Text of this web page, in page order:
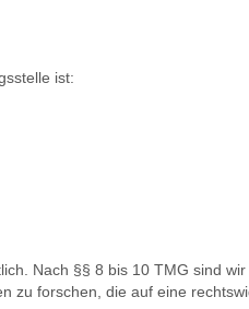
ist:
Nach §§ 8 bis 10 TMG sind wir
zu forschen, die auf eine